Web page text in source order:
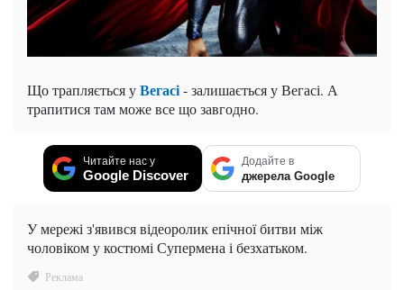
Що трапляється уВегасі- залишається у Вегасі. А
трапитися там може все що завгодно.
Читайте нас у
Google Discover
Додайте в
джерела Google
У мережі з'явився відеоролик епічної битви між
чоловіком у костюмі Супермена і безхатьком.